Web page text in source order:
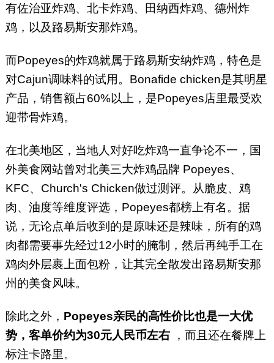
有佐治亚炸鸡、北卡炸鸡、田纳西炸鸡、德州炸
鸡，以及路易斯安那炸鸡。
而Popeyes的炸鸡就属于路易斯安纳炸鸡，特色是
对Cajun调味料的试用。Bonafide chicken是其明星
产品，销售额占60%以上，是Popeyes店里最受欢
迎带骨炸鸡。
在北美地区，当地人对好吃炸鸡一直争论不一，国
外美食网站曾对北美三大炸鸡品牌 Popeyes、
KFC、Church's Chicken做过测评。从脆皮、鸡
肉、油度等维度评选，Popeyes都榜上有名。据
说，无论点单后收到的是原味还是辣味，所有的鸡
肉都需要事先经过12小时的腌制，然后再纯手工在
鸡肉外层裹上面包粉，让其完全散发出路易斯安那
州的美食风味。
除此之外， Popeyes亲民的高性价比也是一大优
势，客单价约为30元人民币左右
，而且还在餐牌上
标注卡路里。